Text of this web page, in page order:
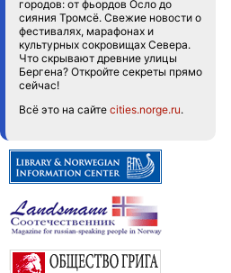
городов: от фьордов Осло до
сияния Тромсё. Свежие новости о
фестивалях, марафонах и
культурных сокровищах Севера.
Что скрывают древние улицы
Бергена? Откройте секреты прямо
сейчас!
Всё это на сайте cities.norge.ru.